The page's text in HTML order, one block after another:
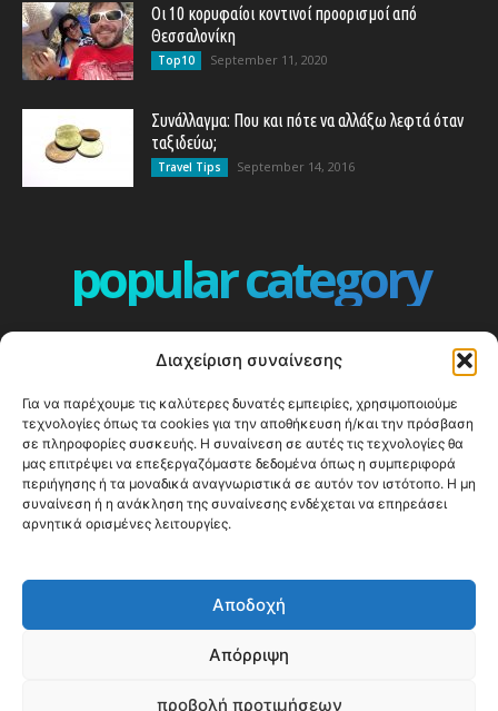
Διαχείριση συναίνεσης
Για να παρέχουμε τις καλύτερες δυνατές εμπειρίες, χρησιμοποιούμε
τεχνολογίες όπως τα cookies για την αποθήκευση ή/και την πρόσβαση
σε πληροφορίες συσκευής. Η συναίνεση σε αυτές τις τεχνολογίες θα
μας επιτρέψει να επεξεργαζόμαστε δεδομένα όπως η συμπεριφορά
περιήγησης ή τα μοναδικά αναγνωριστικά σε αυτόν τον ιστότοπο. Η μη
συναίνεση ή η ανάκληση της συναίνεσης ενδέχεται να επηρεάσει
αρνητικά ορισμένες λειτουργίες.
Αποδοχή
Απόρριψη
προβολή προτιμήσεων
Οι 10 κορυφαίοι κοντινοί προορισμοί από
Θεσσαλονίκη
Top10 September 11, 2020
Συνάλλαγμα: Που και πότε να αλλάξω λεφτά όταν
ταξιδεύω;
Travel Tips September 14, 2016
popular category
360
ΕΥΡΩΠΗ
332
ΚΟΣΜΟΣ - WORLD
328
Top10
303
Cool spots
ΝΗΣΙΑ
246
© Happy Traveller 2014-2025